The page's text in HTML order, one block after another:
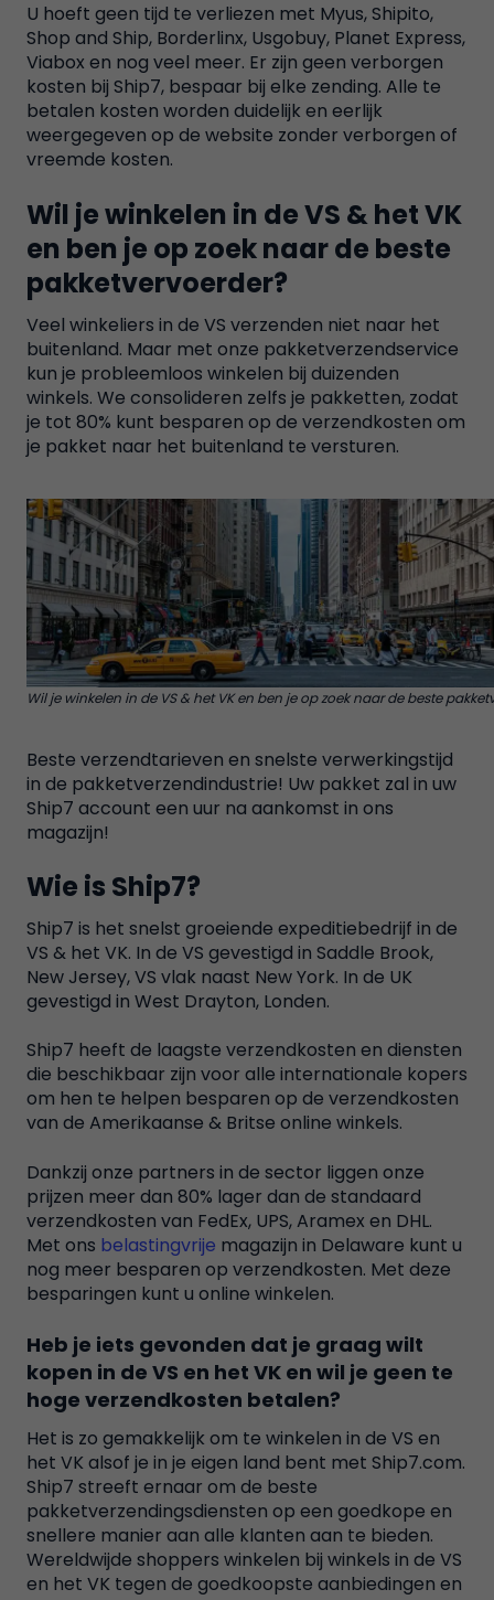
U hoeft geen tijd te verliezen met Myus, Shipito,
Shop and Ship, Borderlinx, Usgobuy, Planet Express,
Viabox en nog veel meer. Er zijn geen verborgen
kosten bij Ship7, bespaar bij elke zending. Alle te
betalen kosten worden duidelijk en eerlijk
weergegeven op de website zonder verborgen of
vreemde kosten.
Wil je winkelen in de VS & het VK
en ben je op zoek naar de beste
pakketvervoerder?
Veel winkeliers in de VS verzenden niet naar het
buitenland. Maar met onze pakketverzendservice
kun je probleemloos winkelen bij duizenden
winkels. We consolideren zelfs je pakketten, zodat
je tot 80% kunt besparen op de verzendkosten om
je pakket naar het buitenland te versturen.
Wil je winkelen in de VS & het VK en ben je op zoek naar de beste
Beste verzendtarieven en snelste verwerkingstijd
in de pakketverzendindustrie! Uw pakket zal in uw
Ship7 account een uur na aankomst in ons
magazijn!
Wie is Ship7?
Ship7 is het snelst groeiende expeditiebedrijf in de
VS & het VK. In de VS gevestigd in Saddle Brook,
New Jersey, VS vlak naast New York. In de UK
gevestigd in West Drayton, Londen.
Ship7 heeft de laagste verzendkosten en diensten
die beschikbaar zijn voor alle internationale kopers
om hen te helpen besparen op de verzendkosten
van de Amerikaanse & Britse online winkels.
Dankzij onze partners in de sector liggen onze
prijzen meer dan 80% lager dan de standaard
verzendkosten van FedEx, UPS, Aramex en DHL.
Met ons belastingvrije magazijn in Delaware kunt u
nog meer besparen op verzendkosten. Met deze
besparingen kunt u online winkelen.
Heb je iets gevonden dat je graag wilt
kopen in de VS en het VK en wil je geen te
hoge verzendkosten betalen?
Het is zo gemakkelijk om te winkelen in de VS en
het VK alsof je in je eigen land bent met Ship7.com.
Ship7 streeft ernaar om de beste
pakketverzendingsdiensten op een goedkope en
snellere manier aan alle klanten aan te bieden.
Wereldwijde shoppers winkelen bij winkels in de VS
en het VK tegen de goedkoopste aanbiedingen en